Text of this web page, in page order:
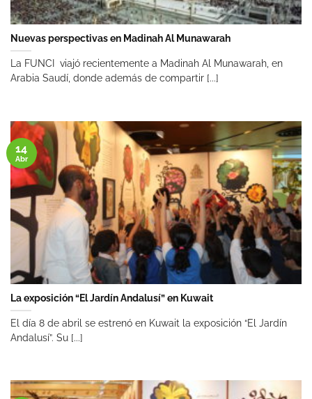
Nuevas perspectivas en Madinah Al Munawarah
La FUNCI viajó recientemente a Madinah Al Munawarah, en
Arabia Saudí, donde además de compartir [...]
La exposición “El Jardín Andalusí” en Kuwait
El día 8 de abril se estrenó en Kuwait la exposición “El Jardín
Andalusí”. Su [...]
14
Abr